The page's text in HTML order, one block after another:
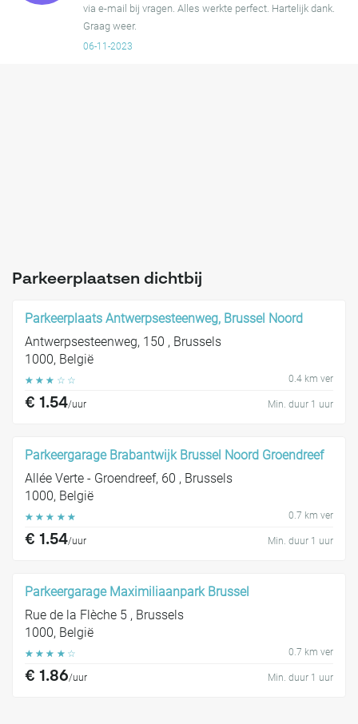
via e-mail bij vragen. Alles werkte perfect. Hartelijk dank.
Graag weer.
06-11-2023
Parkeerplaatsen dichtbij
Parkeerplaats Antwerpsesteenweg, Brussel Noord
Antwerpsesteenweg, 150 , Brussels
1000, België
☆ ☆ ☆ ☆ ☆ 0.4 km ver
€ 1.54/uur Min. duur 1 uur
Parkeergarage Brabantwijk Brussel Noord Groendreef
Allée Verte - Groendreef, 60 , Brussels
1000, België
☆ ☆ ☆ ☆ ☆ 0.7 km ver
€ 1.54/uur Min. duur 1 uur
Parkeergarage Maximiliaanpark Brussel
Rue de la Flèche 5 , Brussels
1000, België
☆ ☆ ☆ ☆ ☆ 0.7 km ver
€ 1.86/uur Min. duur 1 uur